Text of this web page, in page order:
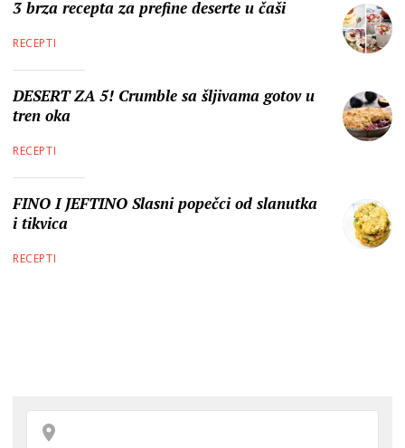
3 brza recepta za prefine deserte u čaši
RECEPTI
DESERT ZA 5! Crumble sa šljivama gotov u
tren oka
RECEPTI
FINO I JEFTINO Slasni popečci od slanutka
i tikvica
RECEPTI